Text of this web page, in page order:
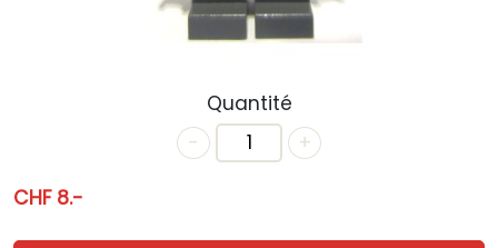
Quantité
-
+
CHF 8.-